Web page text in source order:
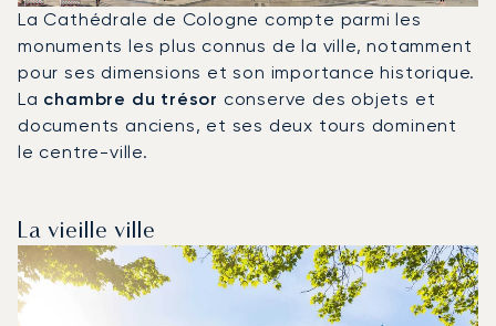
La Cathédrale de Cologne compte parmi les
monuments les plus connus de la ville, notamment
pour ses dimensions et son importance historique.
La chambre du trésor conserve des objets et
documents anciens, et ses deux tours dominent
le centre-ville.
La vieille ville